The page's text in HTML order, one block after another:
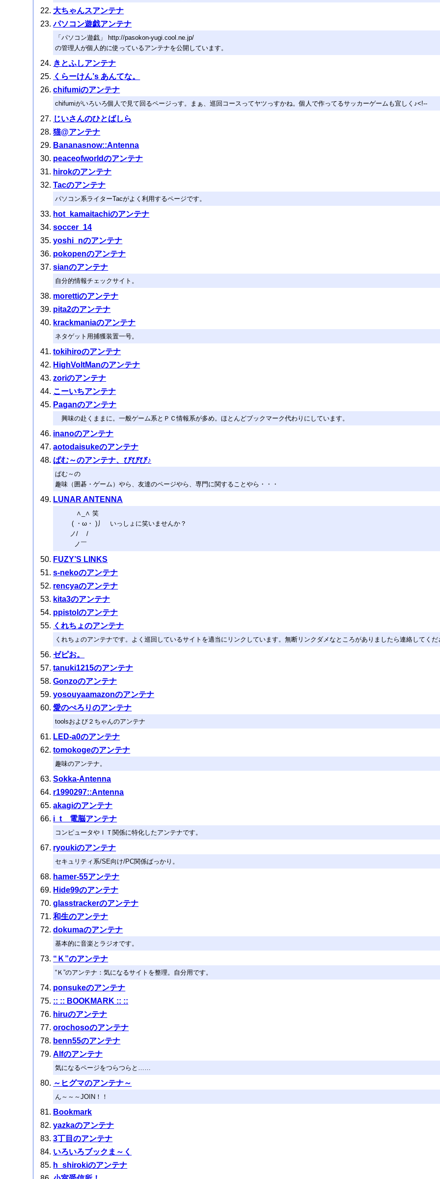
大ちゃんスアンテナ
パソコン遊戯アンテナ
「パソコン遊戯」 http://pasokon-yugi.cool.ne.jp/
の管理人が個人的に使っているアンテナを公開しています。
きとふしアンテナ
くらーけん’s あんてな。
chifumiのアンテナ
chifumiがいろいろ個人で見て回るページっす。まぁ、巡回コースってヤツっすかね。個人で作ってるサッカーゲームも宜しく♪<!--
じいさんのひとばしら
猫@アンテナ
Bananasnow::Antenna
peaceofworldのアンテナ
hirokのアンテナ
Tacのアンテナ
パソコン系ライターTacがよく利用するページです。
hot_kamaitachiのアンテナ
soccer_14
yoshi_nのアンテナ
pokopenのアンテナ
sianのアンテナ
自分的情報チェックサイト。
morettiのアンテナ
pita2のアンテナ
krackmaniaのアンテナ
ネタゲット用捕獲装置一号。
tokihiroのアンテナ
HighVoltManのアンテナ
zoriのアンテナ
こーいちアンテナ
Paganのアンテナ
興味の赴くままに。一般ゲーム系とＰＣ情報系が多め。ほとんどブックマーク代わりにしています。
inanoのアンテナ
aotodaisukeのアンテナ
ぱむ～のアンテナ、びびび♪
ぱむ～の
趣味（囲碁・ゲーム）やら、友達のページやら、専門に関することやら・・・
LUNAR ANTENNA
∧_∧ 笑
( ・ω・ )丿 いっしょに笑いませんか？
ノ/ /
ノ￣ゝ
FUZY’S LINKS
s-nekoのアンテナ
rencyaのアンテナ
kita3のアンテナ
ppistolのアンテナ
くれちょのアンテナ
くれちょのアンテナです。よく巡回しているサイトを適当にリンクしています。無断リンクダメなところがありましたら連絡してくだ
ゼピお。
tanuki1215のアンテナ
Gonzoのアンテナ
yosouyaamazonのアンテナ
愛のぺろりのアンテナ
toolsおよび２ちゃんのアンテナ
LED-a0のアンテナ
tomokogeのアンテナ
趣味のアンテナ。
Sokka-Antenna
r1990297::Antenna
akagiのアンテナ
i_t 電脳アンテナ
コンピュータやＩＴ関係に特化したアンテナです。
ryoukiのアンテナ
セキュリティ系/SE向け/PC関係ばっかり。
hamer-55アンテナ
Hide99のアンテナ
glasstrackerのアンテナ
和生のアンテナ
dokumaのアンテナ
基本的に音楽とラジオです。
“Ｋ”のアンテナ
“Ｋ”のアンテナ：気になるサイトを整理。自分用です。
ponsukeのアンテナ
:: :: BOOKMARK :: ::
hiruのアンテナ
orochosoのアンテナ
benn55のアンテナ
Alfのアンテナ
気になるページをつらつらと……
～ヒグマのアンテナ～
ん～～～JOIN！！
Bookmark
yazkaのアンテナ
3丁目のアンテナ
いろいろブックま～く
h_shirokiのアンテナ